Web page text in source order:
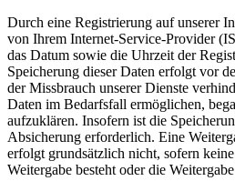
Durch eine Registrierung auf unserer
von Ihrem Internet-Service-Provider
das Datum sowie die Uhrzeit der
Speicherung dieser Daten erfolgt vor
der Missbrauch unserer Dienste
Daten im Bedarfsfall ermöglichen,
aufzuklären. Insofern ist die
Absicherung erforderlich. Eine
erfolgt grundsätzlich nicht, sofern
Weitergabe besteht oder die